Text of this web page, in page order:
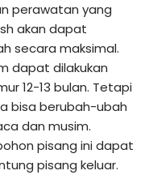
perawatan yang
akan dapat
secara maksimal.
dapat dilakukan
12-13 bulan. Tetapi
bisa berubah-ubah
dan musim.
pisang ini dapat
pisang keluar.